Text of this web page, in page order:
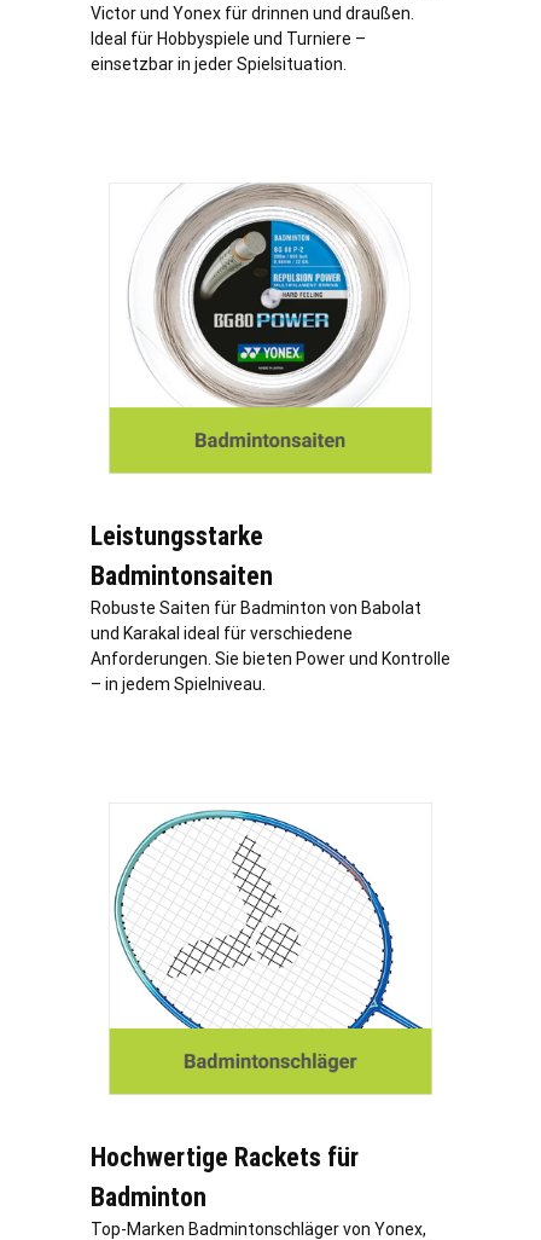
Victor und Yonex für drinnen und draußen.
Ideal für Hobbyspiele und Turniere –
einsetzbar in jeder Spielsituation.
Leistungsstarke
Badmintonsaiten
Robuste Saiten für Badminton von Babolat
und Karakal ideal für verschiedene
Anforderungen. Sie bieten Power und Kontrolle
– in jedem Spielniveau.
Hochwertige Rackets für
Badminton
Top-Marken Badmintonschläger von Yonex,